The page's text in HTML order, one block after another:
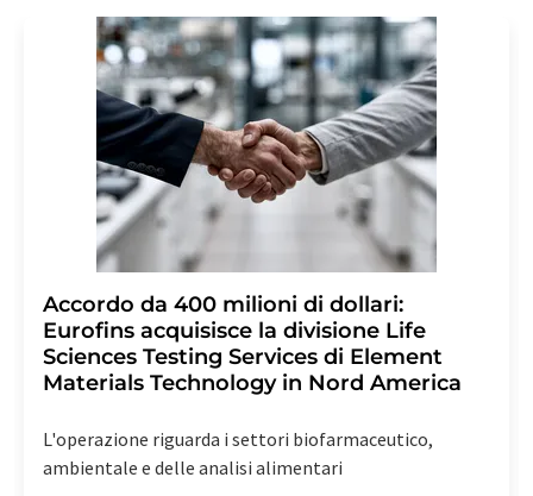
revoke@lumitos.comcon effetto per il futuro. Inoltre,
ogni e-mail contiene un link per annullare l'iscrizione
alla newsletter corrispondente.
Accordo da 400 milioni di dollari:
Eurofins acquisisce la divisione Life
Sciences Testing Services di Element
Materials Technology in Nord America
L'operazione riguarda i settori biofarmaceutico,
ambientale e delle analisi alimentari